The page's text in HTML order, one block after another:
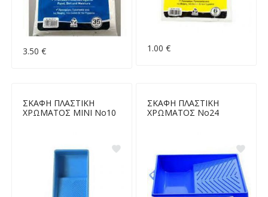
3.50 € 1.00 €
ΣΚΑΦΗ ΠΛΑΣΤΙΚΗ
ΧΡΩΜΑΤΟΣ MINI Νο10
ΣΚΑΦΗ ΠΛΑΣΤΙΚΗ
ΧΡΩΜΑΤΟΣ Νο24